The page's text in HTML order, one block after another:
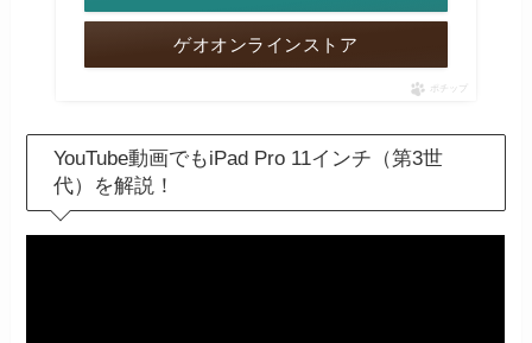
ゲオオンラインストア
ポチップ
YouTube動画でもiPad Pro 11インチ（第3世
代）を解説！